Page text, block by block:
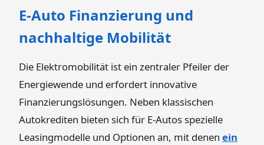
E-Auto Finanzierung und
nachhaltige Mobilität
Die Elektromobilität ist ein zentraler Pfeiler der
Energiewende und erfordert innovative
Finanzierungslösungen. Neben klassischen
Autokrediten bieten sich für E-Autos spezielle
Leasingmodelle und Optionen an, mit denen ein